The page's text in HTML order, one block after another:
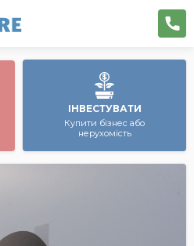
ІНВЕСТУВАТИ
Купити бізнес або
нерухомість